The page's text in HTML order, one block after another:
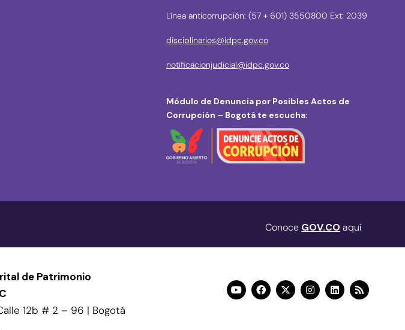
Línea anticorrupción: (57 + 601) 3550800 Ext: 2039
disciplinarios@idpc.gov.co
notificacionjudicial@idpc.gov.co
Módulo de Denuncia por Posibles Actos de
Corrupción – Bogotá te escucha:
Conoce GOV.CO aquí
de Patrimonio
12b # 2 – 96 | Bogotá